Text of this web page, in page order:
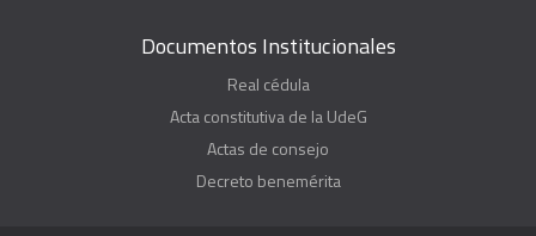
Documentos Institucionales
Real cédula
Acta constitutiva de la UdeG
Actas de consejo
Decreto benemérita